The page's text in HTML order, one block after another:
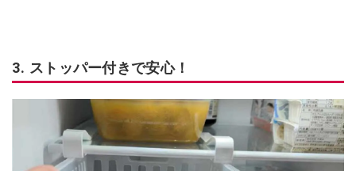
3. ストッパー付きで安心！